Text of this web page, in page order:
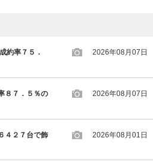
約率７５．
2026年08月07日
８７．５％の
2026年08月07日
４２７台で飾
2026年08月01日